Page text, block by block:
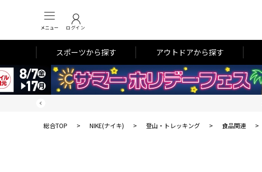
メニュー ログイン
スポーツから探す アウトドアから探す
総合TOP > NIKE(ナイキ) > 登山・トレッキング > 食品関連 >